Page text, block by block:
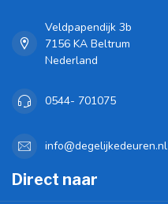
Veldpapendijk 3b
7156 KA Beltrum
Nederland
0544- 701075
info@degelijkedeuren.nl
Direct naar